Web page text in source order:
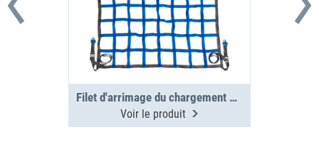
Filet d'arrimage du chargement ProSafe 200 daN 775x900 mm
Voir le produit